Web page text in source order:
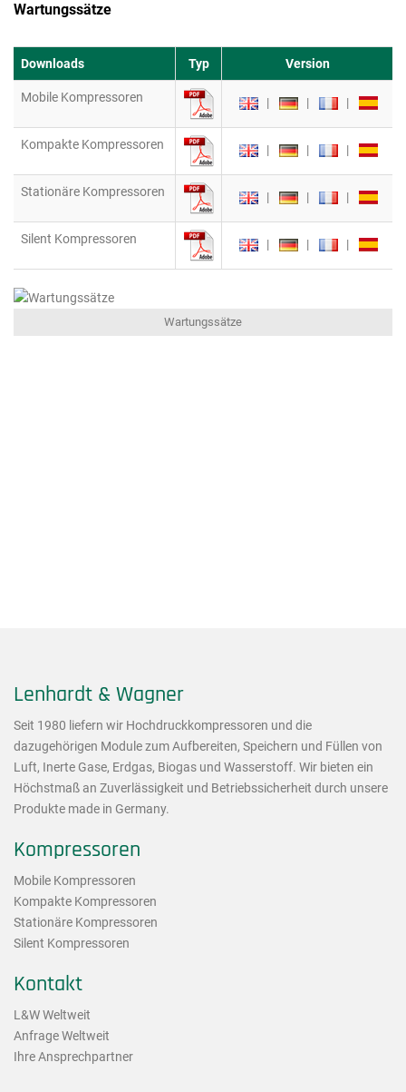
Wartungssätze
Downloads Typ Version
Mobile Kompressoren | | |
Kompakte Kompressoren | | |
Stationäre Kompressoren | | |
Silent Kompressoren | | |
Wartungssätze
Lenhardt & Wagner
Seit 1980 liefern wir Hochdruckkompressoren und die
dazugehörigen Module zum Aufbereiten, Speichern und Füllen von
Luft, Inerte Gase, Erdgas, Biogas und Wasserstoff. Wir bieten ein
Höchstmaß an Zuverlässigkeit und Betriebssicherheit durch unsere
Produkte made in Germany.
Kompressoren
Mobile Kompressoren
Kompakte Kompressoren
Stationäre Kompressoren
Silent Kompressoren
Kontakt
L&W Weltweit
Anfrage Weltweit
Ihre Ansprechpartner